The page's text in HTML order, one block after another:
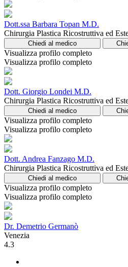
Dott.ssa Barbara Topan M.D.
Chirurgia Plastica Ricostruttiva ed
Chiedi al medico
Visualizza profilo completo
Visualizza profilo completo
Dott. Giorgio Londei M.D.
Chirurgia Plastica Ricostruttiva ed
Chiedi al medico
Visualizza profilo completo
Visualizza profilo completo
Dott. Andrea Fanzago M.D.
Chirurgia Plastica Ricostruttiva ed
Chiedi al medico
Visualizza profilo completo
Visualizza profilo completo
Dr. Demetrio Germanò
Venezia
4.3